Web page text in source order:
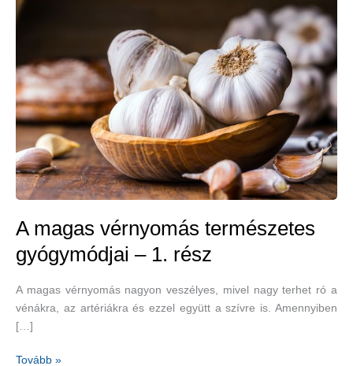
A magas vérnyomás természetes
gyógymódjai – 1. rész
A magas vérnyomás nagyon veszélyes, mivel nagy terhet ró a
vénákra, az artériákra és ezzel együtt a szívre is. Amennyiben
[…]
A
Tovább »